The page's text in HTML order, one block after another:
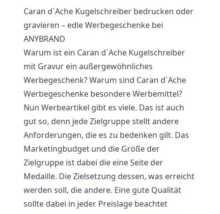
Caran d´Ache Kugelschreiber bedrucken oder
gravieren – edle Werbegeschenke bei
ANYBRAND
Warum ist ein Caran d´Ache Kugelschreiber
mit Gravur ein außergewöhnliches
Werbegeschenk? Warum sind Caran d´Ache
Werbegeschenke besondere Werbemittel?
Nun Werbeartikel gibt es viele. Das ist auch
gut so, denn jede Zielgruppe stellt andere
Anforderungen, die es zu bedenken gilt. Das
Marketingbudget und die Größe der
Zielgruppe ist dabei die eine Seite der
Medaille. Die Zielsetzung dessen, was erreicht
werden soll, die andere. Eine gute Qualität
sollte dabei in jeder Preislage beachtet